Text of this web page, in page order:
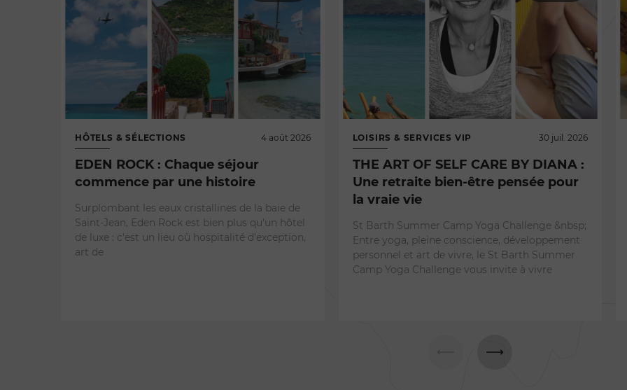
HÔTELS & SÉLECTIONS 4 août 2026
EDEN ROCK : Chaque séjour
commence par une histoire
Surplombant les eaux cristallines de la baie de
Saint-Jean, Eden Rock est bien plus qu'un hôtel
de luxe : c'est un lieu où hospitalité d'exception,
art de
LOISIRS & SERVICES VIP 30 juil. 2026
THE ART OF SELF CARE BY DIANA :
Une retraite bien-être pensée pour
la vraie vie
St Barth Summer Camp Yoga Challenge &nbsp;
Entre yoga, pleine conscience, développement
personnel et art de vivre, le St Barth Summer
Camp Yoga Challenge vous invite à vivre